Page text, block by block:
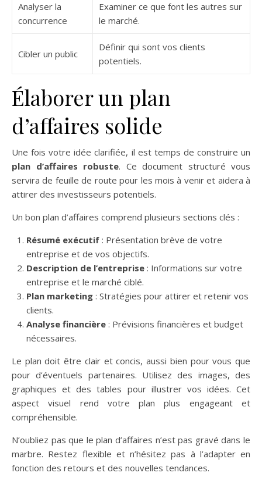
Analyser la
concurrence
Examiner ce que font les autres sur
le marché.
Cibler un public
Définir qui sont vos clients
potentiels.
Élaborer un plan
d’affaires solide
Une fois votre idée clarifiée, il est temps de construire un
plan d’affaires robuste. Ce document structuré vous
servira de feuille de route pour les mois à venir et aidera à
attirer des investisseurs potentiels.
Un bon plan d’affaires comprend plusieurs sections clés :
Résumé exécutif : Présentation brève de votre
entreprise et de vos objectifs.
Description de l’entreprise : Informations sur votre
entreprise et le marché ciblé.
Plan marketing : Stratégies pour attirer et retenir vos
clients.
Analyse financière : Prévisions financières et budget
nécessaires.
Le plan doit être clair et concis, aussi bien pour vous que
pour d’éventuels partenaires. Utilisez des images, des
graphiques et des tables pour illustrer vos idées. Cet
aspect visuel rend votre plan plus engageant et
compréhensible.
N’oubliez pas que le plan d’affaires n’est pas gravé dans le
marbre. Restez flexible et n’hésitez pas à l’adapter en
fonction des retours et des nouvelles tendances.